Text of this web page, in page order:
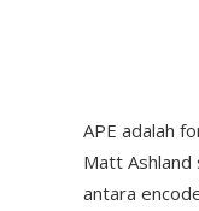
APE adalah
Matt
antara